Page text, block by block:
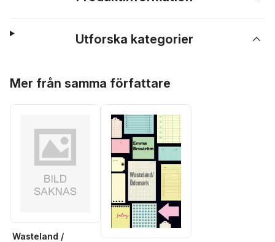
Utforska kategorier
Mer från samma författare
Wasteland /